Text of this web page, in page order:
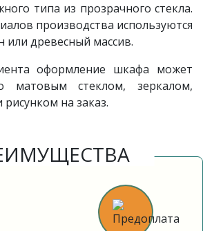
типа из прозрачного стекла.
производства используются
древесный массив.
оформление шкафа может
матовым стеклом, зеркалом,
на заказ.